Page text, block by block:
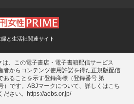
婦と生活社関連サイト
は、この電子書店・電子書籍配信サービス
者からコンテンツ使用許諾を得た正規版配信
あることを示す登録商標（登録番号 第
）です。ABJマークについて、詳しくはこち
ださい。
https://aebs.or.jp/